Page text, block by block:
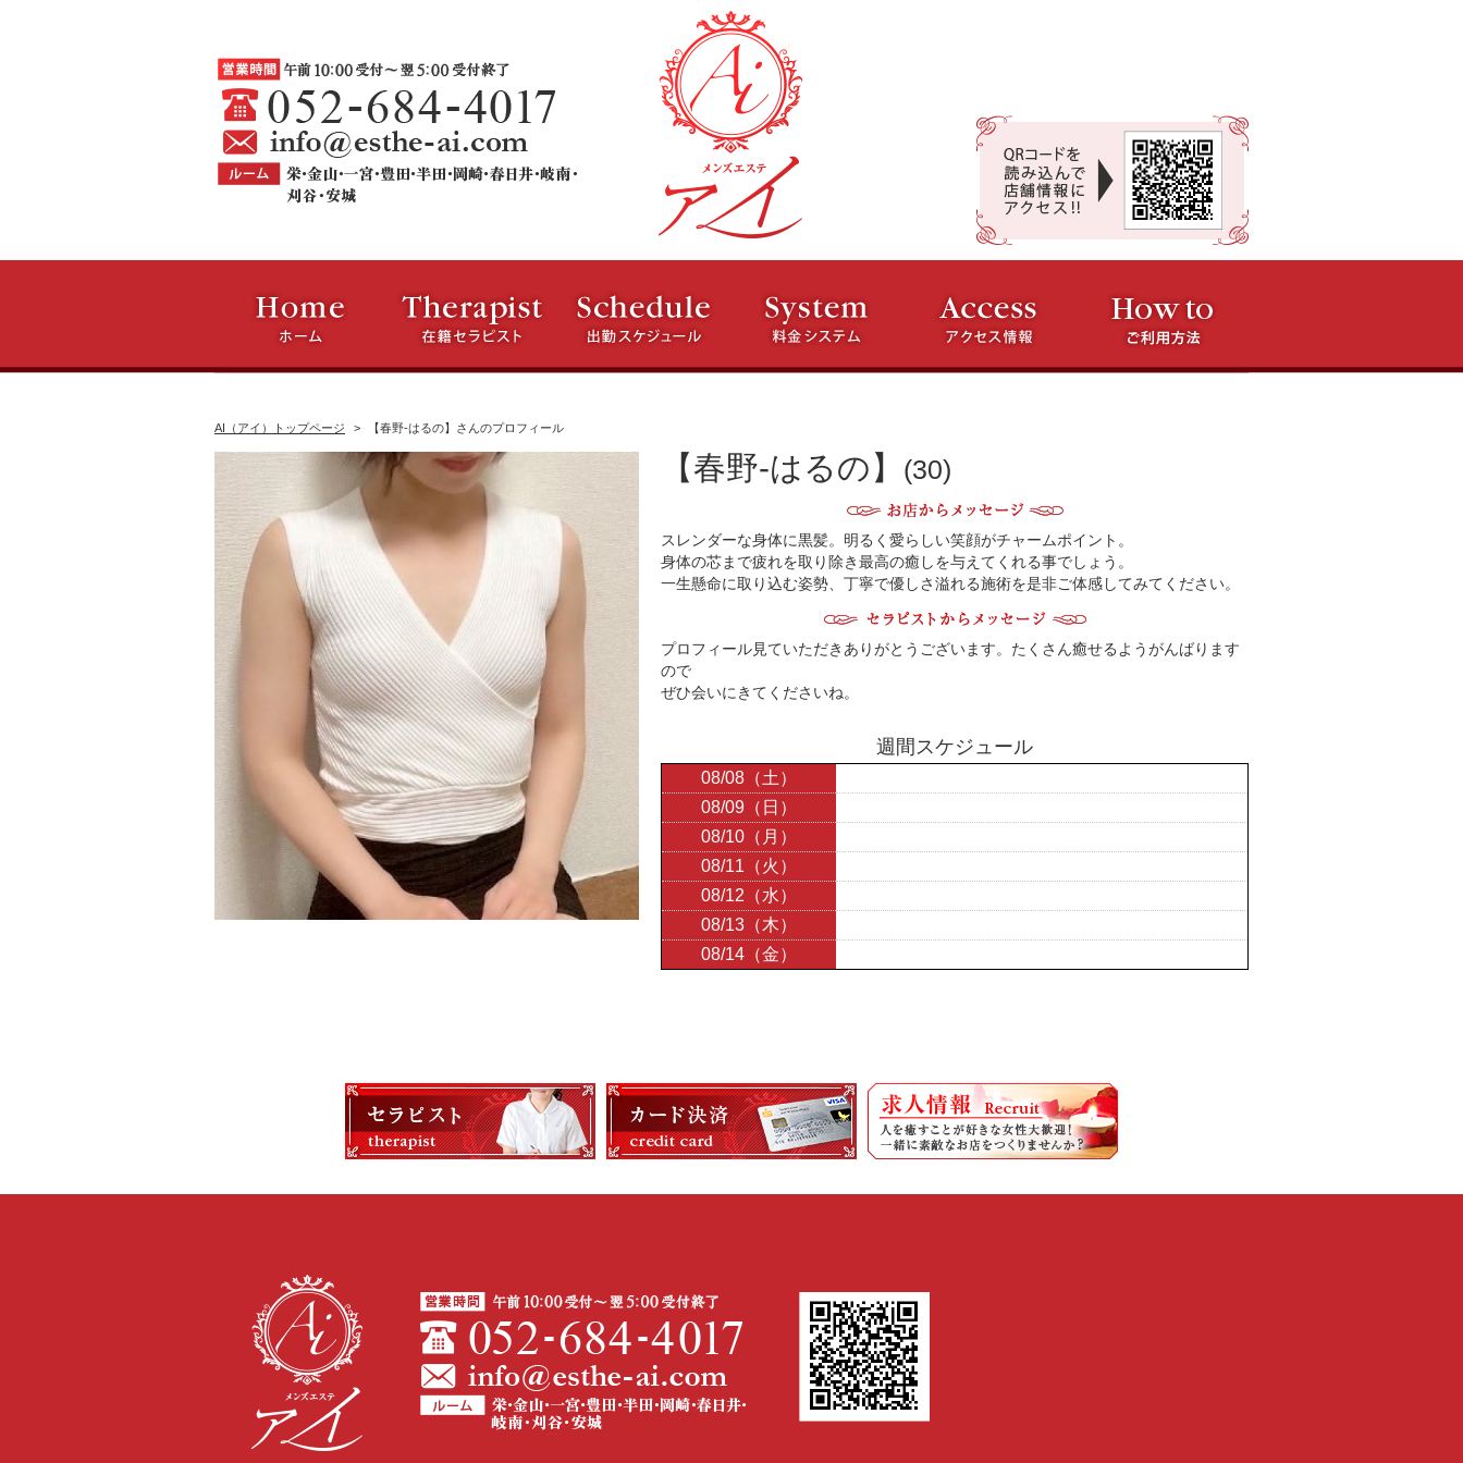
AI（アイ）トップページ 【春野-はるの】さんのプロフィール
【春野-はるの】 (30)
スレンダーな身体に黒髪。明るく愛らしい笑顔がチャームポイント。
身体の芯まで疲れを取り除き最高の癒しを与えてくれる事でしょう。
一生懸命に取り込む姿勢、丁寧で優しさ溢れる施術を是非ご体感してみてください。
プロフィール見ていただきありがとうございます。たくさん癒せるようがんばります
ので
ぜひ会いにきてくださいね。
週間スケジュール
08/08（土）
08/09（日）
08/10（月）
08/11（火）
08/12（水）
08/13（木）
08/14（金）